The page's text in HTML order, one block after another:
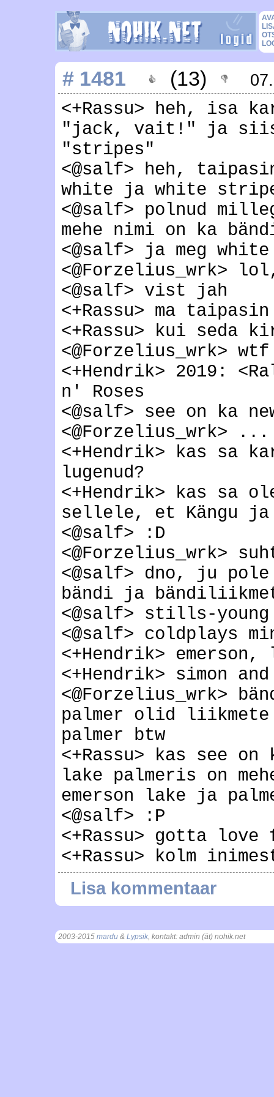
# 1481 (13)
<+Rassu> heh, isa
"jack, vait!" ja siis
"stripes"
<@salf> heh,
white ja white
<@salf> polnud
mehe nimi on ka
<@salf> ja meg
<@Forzelius_wrk>
<@salf> vist jah
<+Rassu> ma
<+Rassu> kui seda
<@Forzelius_wrk> wtf
<+Hendrik> 2019:
n' Roses
<@salf> see on ka
<@Forzelius_wrk> ...
<+Hendrik> kas sa
lugenud?
<+Hendrik> kas sa
sellele, et Kängu ja
<@salf> :D
<@Forzelius_wrk>
<@salf> dno, ju
bändi ja
<@salf> stills-young
<@salf> coldplays
<+Hendrik>
<+Hendrik> simon
<@Forzelius_wrk>
palmer olid liikmete
palmer btw
<+Rassu> kas see
lake palmeris on
emerson lake ja
<@salf> :P
<+Rassu> gotta love
<+Rassu> kolm
Lisa kommentaar
2003-2015 mardu & Lypsik, kontakt: admin (ät) nohik.net, t =